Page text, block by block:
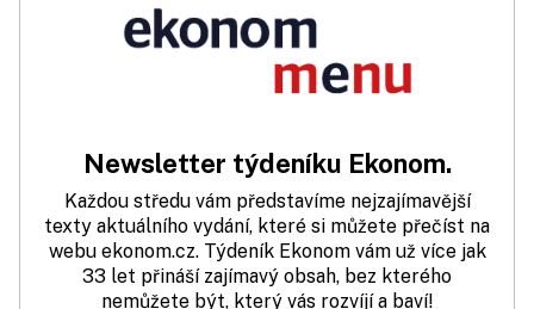
Newsletter týdeníku Ekonom.
Každou středu vám představíme nejzajímavější
texty aktuálního vydání, které si můžete přečíst na
webu ekonom.cz. Týdeník Ekonom vám už více jak
33 let přináší zajímavý obsah, bez kterého
nemůžete být, který vás rozvíjí a baví!